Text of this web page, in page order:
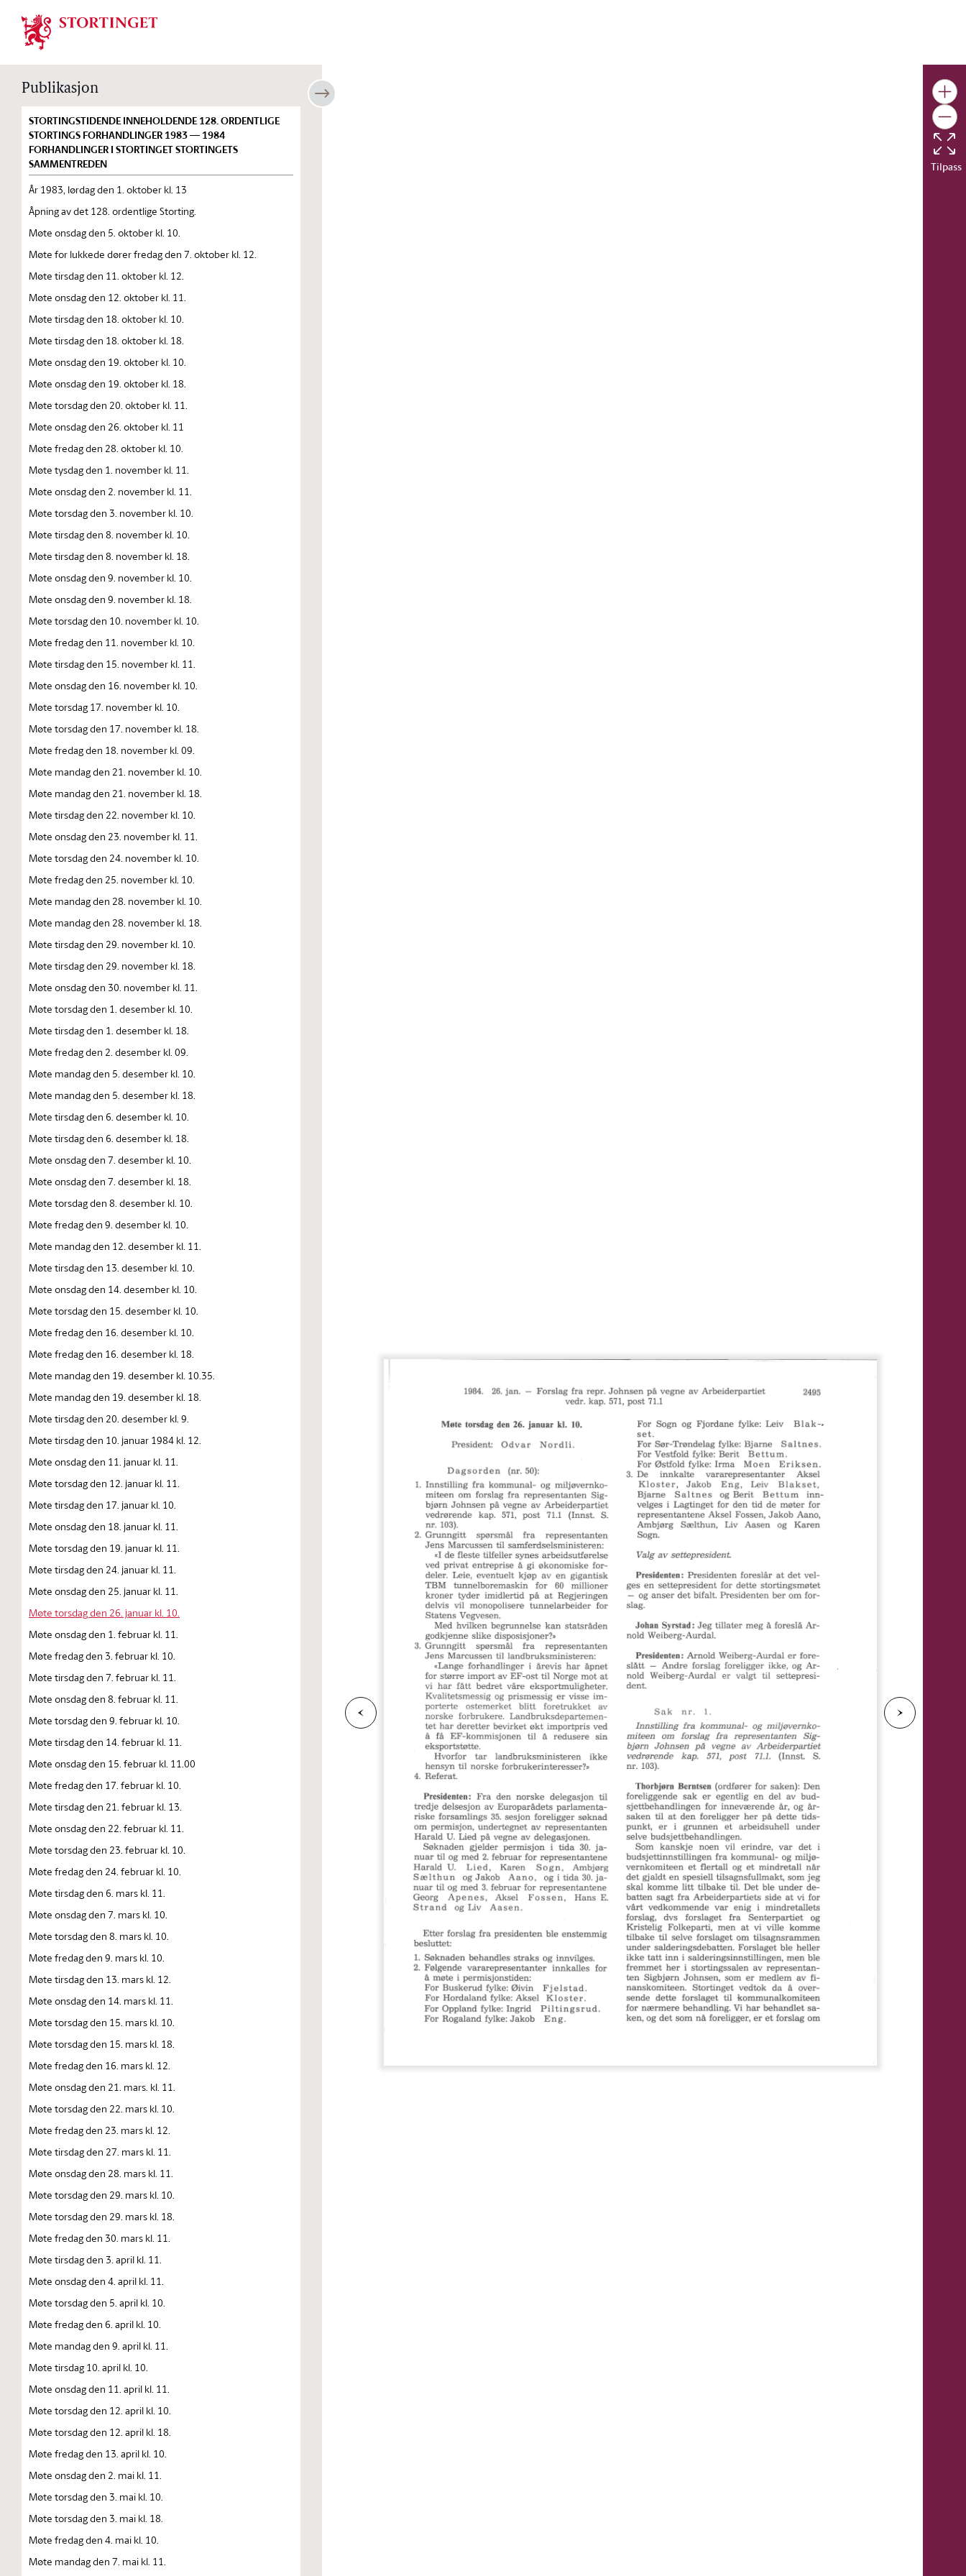
Stortinget.no
Publikasjon
STORTINGSTIDENDE INNEHOLDENDE 128. ORDENTLIGE
STORTINGS FORHANDLINGER 1983 — 1984
FORHANDLINGER I STORTINGET STORTINGETS
SAMMENTREDEN
År 1983, lørdag den 1. oktober kl. 13
Åpning av det 128. ordentlige Storting.
Møte onsdag den 5. oktober kl. 10.
Møte for lukkede dører fredag den 7. oktober kl. 12.
Møte tirsdag den 11. oktober kl. 12.
Møte onsdag den 12. oktober kl. 11.
Møte tirsdag den 18. oktober kl. 10.
Møte tirsdag den 18. oktober kl. 18.
Møte onsdag den 19. oktober kl. 10.
Møte onsdag den 19. oktober kl. 18.
Møte torsdag den 20. oktober kl. 11.
Møte onsdag den 26. oktober kl. 11
Møte fredag den 28. oktober kl. 10.
Møte tysdag den 1. november kl. 11.
Møte onsdag den 2. november kl. 11.
Møte torsdag den 3. november kl. 10.
Møte tirsdag den 8. november kl. 10.
Møte tirsdag den 8. november kl. 18.
Møte onsdag den 9. november kl. 10.
Møte onsdag den 9. november kl. 18.
Møte torsdag den 10. november kl. 10.
Møte fredag den 11. november kl. 10.
Møte tirsdag den 15. november kl. 11.
Møte onsdag den 16. november kl. 10.
Møte torsdag 17. november kl. 10.
Møte torsdag den 17. november kl. 18.
Møte fredag den 18. november kl. 09.
Møte mandag den 21. november kl. 10.
Møte mandag den 21. november kl. 18.
Møte tirsdag den 22. november kl. 10.
Møte onsdag den 23. november kl. 11.
Møte torsdag den 24. november kl. 10.
Møte fredag den 25. november kl. 10.
Møte mandag den 28. november kl. 10.
Møte mandag den 28. november kl. 18.
Møte tirsdag den 29. november kl. 10.
Møte tirsdag den 29. november kl. 18.
Møte onsdag den 30. november kl. 11.
Møte torsdag den 1. desember kl. 10.
Møte tirsdag den 1. desember kl. 18.
Møte fredag den 2. desember kl. 09.
Møte mandag den 5. desember kl. 10.
Møte mandag den 5. desember kl. 18.
Møte tirsdag den 6. desember kl. 10.
Møte tirsdag den 6. desember kl. 18.
Møte onsdag den 7. desember kl. 10.
Møte onsdag den 7. desember kl. 18.
Møte torsdag den 8. desember kl. 10.
Møte fredag den 9. desember kl. 10.
Møte mandag den 12. desember kl. 11.
Møte tirsdag den 13. desember kl. 10.
Møte onsdag den 14. desember kl. 10.
Møte torsdag den 15. desember kl. 10.
Møte fredag den 16. desember kl. 10.
Møte fredag den 16. desember kl. 18.
Møte mandag den 19. desember kl. 10.35.
Møte mandag den 19. desember kl. 18.
Møte tirsdag den 20. desember kl. 9.
Møte tirsdag den 10. januar 1984 kl. 12.
Møte onsdag den 11. januar kl. 11.
Møte torsdag den 12. januar kl. 11.
Møte tirsdag den 17. januar kl. 10.
Møte onsdag den 18. januar kl. 11.
Møte torsdag den 19. januar kl. 11.
Møte tirsdag den 24. januar kl. 11.
Møte onsdag den 25. januar kl. 11.
Møte torsdag den 26. januar kl. 10.
Møte onsdag den 1. februar kl. 11.
Møte fredag den 3. februar kl. 10.
Møte tirsdag den 7. februar kl. 11.
Møte onsdag den 8. februar kl. 11.
Møte torsdag den 9. februar kl. 10.
Møte tirsdag den 14. februar kl. 11.
Møte onsdag den 15. februar kl. 11.00
Møte fredag den 17. februar kl. 10.
Møte tirsdag den 21. februar kl. 13.
Møte onsdag den 22. februar kl. 11.
Møte torsdag den 23. februar kl. 10.
Møte fredag den 24. februar kl. 10.
Møte tirsdag den 6. mars kl. 11.
Møte onsdag den 7. mars kl. 10.
Møte torsdag den 8. mars kl. 10.
Møte fredag den 9. mars kl. 10.
Møte tirsdag den 13. mars kl. 12.
Møte onsdag den 14. mars kl. 11.
Møte torsdag den 15. mars kl. 10.
Møte torsdag den 15. mars kl. 18.
Møte fredag den 16. mars kl. 12.
Møte onsdag den 21. mars. kl. 11.
Møte torsdag den 22. mars kl. 10.
Møte fredag den 23. mars kl. 12.
Møte tirsdag den 27. mars kl. 11.
Møte onsdag den 28. mars kl. 11.
Møte torsdag den 29. mars kl. 10.
Møte torsdag den 29. mars kl. 18.
Møte fredag den 30. mars kl. 11.
Møte tirsdag den 3. april kl. 11.
Møte onsdag den 4. april kl. 11.
Møte torsdag den 5. april kl. 10.
Møte fredag den 6. april kl. 10.
Møte mandag den 9. april kl. 11.
Møte tirsdag 10. april kl. 10.
Møte onsdag den 11. april kl. 11.
Møte torsdag den 12. april kl. 10.
Møte torsdag den 12. april kl. 18.
Møte fredag den 13. april kl. 10.
Møte onsdag den 2. mai kl. 11.
Møte torsdag den 3. mai kl. 10.
Møte torsdag den 3. mai kl. 18.
Møte fredag den 4. mai kl. 10.
Møte mandag den 7. mai kl. 11.
F
o
rr
i
g
e
s
i
de N
e
s
t
e
s
i
d
e